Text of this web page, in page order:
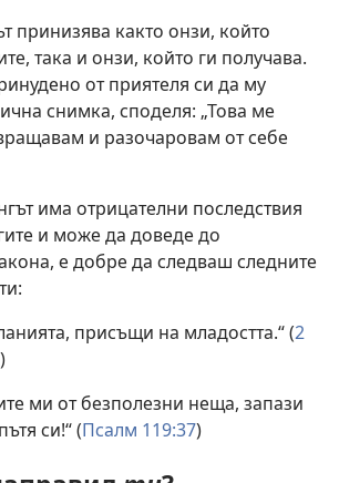
принизява както онзи, който
така и онзи, който ги получава.
от приятеля си да му
снимка, споделя: „Това ме
и разочаровам от себе
има отрицателни последствия
и може да доведе до
е добре да следваш следните
присъщи на младостта.“ (2
)
ми от безполезни неща, запази
си!“ (Псалм 119:37)